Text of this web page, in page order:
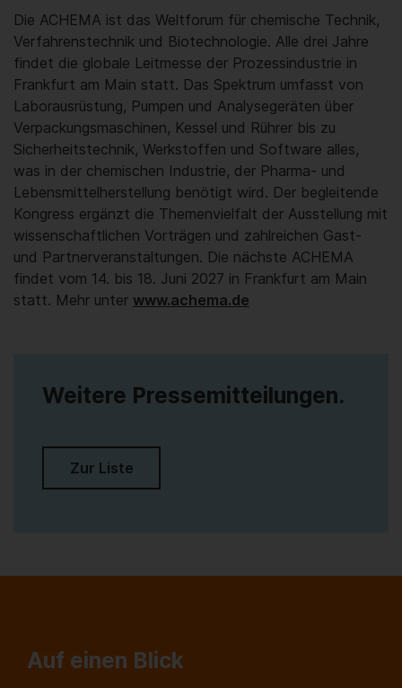
Die ACHEMA ist das Weltforum für chemische Technik,
Verfahrenstechnik und Biotechnologie. Alle drei Jahre
findet die globale Leitmesse der Prozessindustrie in
Frankfurt am Main statt. Das Spektrum umfasst von
Laborausrüstung, Pumpen und Analysegeräten über
Verpackungsmaschinen, Kessel und Rührer bis zu
Sicherheitstechnik, Werkstoffen und Software alles,
was in der chemischen Industrie, der Pharma- und
Lebensmittelherstellung benötigt wird. Der begleitende
Kongress ergänzt die Themenvielfalt der Ausstellung mit
wissenschaftlichen Vorträgen und zahlreichen Gast-
und Partnerveranstaltungen. Die nächste ACHEMA
findet vom 14. bis 18. Juni 2027 in Frankfurt am Main
statt. Mehr unter www.achema.de
Weitere Pressemitteilungen.
Zur Liste
Auf einen Blick